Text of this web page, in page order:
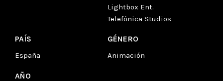
Lightbox Ent.
Telefónica Studios
PAÍS
España
GÉNERO
Animación
AÑO